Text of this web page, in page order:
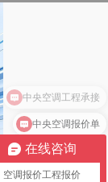
在线咨询
空调报价工程报价
中央空调报价单